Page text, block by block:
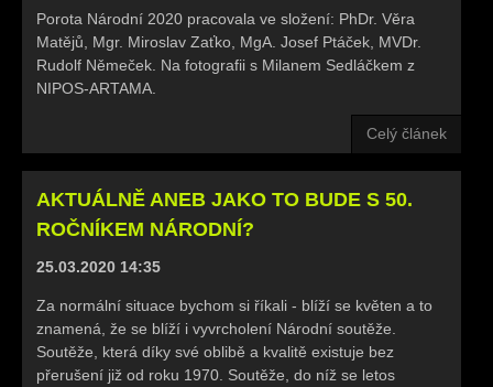
Porota Národní 2020 pracovala ve složení: PhDr. Věra
Matějů, Mgr. Miroslav Zaťko, MgA. Josef Ptáček, MVDr.
Rudolf Němeček. Na fotografii s Milanem Sedláčkem z
NIPOS-ARTAMA.
Celý článek
AKTUÁLNĚ ANEB JAKO TO BUDE S 50.
ROČNÍKEM NÁRODNÍ?
25.03.2020 14:35
Za normální situace bychom si říkali - blíží se květen a to
znamená, že se blíží i vyvrcholení Národní soutěže.
Soutěže, která díky své oblibě a kvalitě existuje bez
přerušení již od roku 1970. Soutěže, do níž se letos